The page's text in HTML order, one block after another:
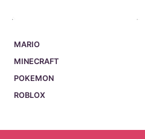
MARIO
MINECRAFT
POKEMON
ROBLOX